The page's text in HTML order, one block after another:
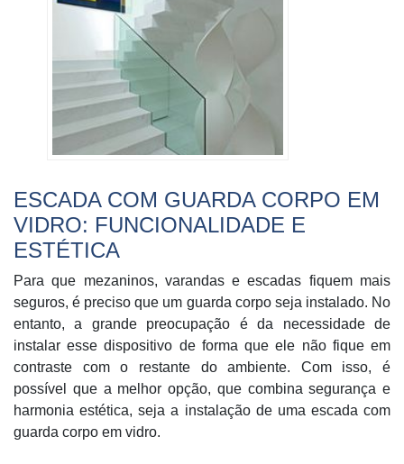
ESCADA COM GUARDA CORPO EM
VIDRO: FUNCIONALIDADE E
ESTÉTICA
Para que mezaninos, varandas e escadas fiquem mais
seguros, é preciso que um guarda corpo seja instalado. No
entanto, a grande preocupação é da necessidade de
instalar esse dispositivo de forma que ele não fique em
contraste com o restante do ambiente. Com isso, é
possível que a melhor opção, que combina segurança e
harmonia estética, seja a instalação de uma escada com
guarda corpo em vidro.